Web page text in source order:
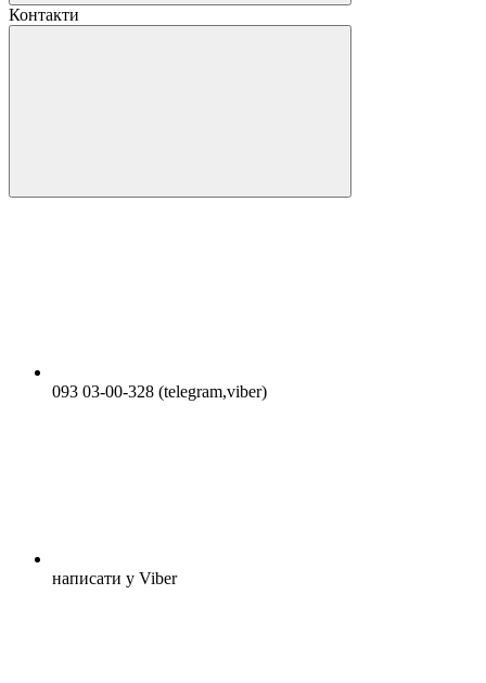
Контакти
093 03-00-328 (telegram,viber)
написати у Viber